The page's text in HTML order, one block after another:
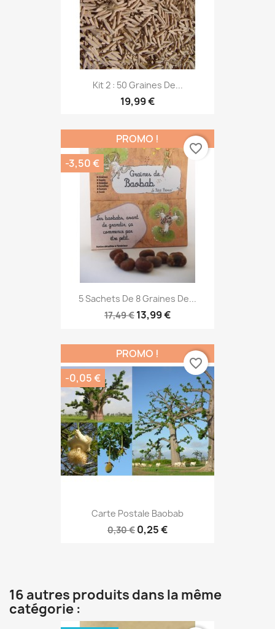
Kit 2 : 50 Graines De...
19,99 €
5 Sachets De 8 Graines De...
17,49 € 13,99 €
PROMO !
-3,50 €
favorite_border
Carte Postale Baobab
0,30 € 0,25 €
PROMO !
-0,05 €
favorite_border
16 autres produits dans la même
catégorie :